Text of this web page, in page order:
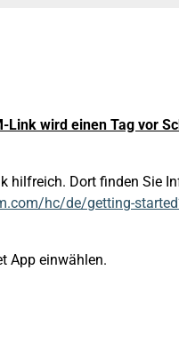
Link wird einen Tag vor
hilfreich. Dort finden Sie
hc/de/getting-
App einwählen.